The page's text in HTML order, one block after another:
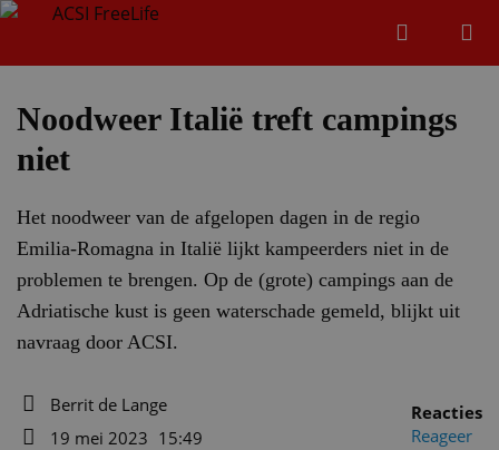
Noodweer Italië treft campings
niet
Het noodweer van de afgelopen dagen in de regio
Emilia-Romagna in Italië lijkt kampeerders niet in de
problemen te brengen. Op de (grote) campings aan de
Adriatische kust is geen waterschade gemeld, blijkt uit
navraag door ACSI.
Auteur
Berrit de Lange
19 mei 2023 15:49
Reacties
Reageer